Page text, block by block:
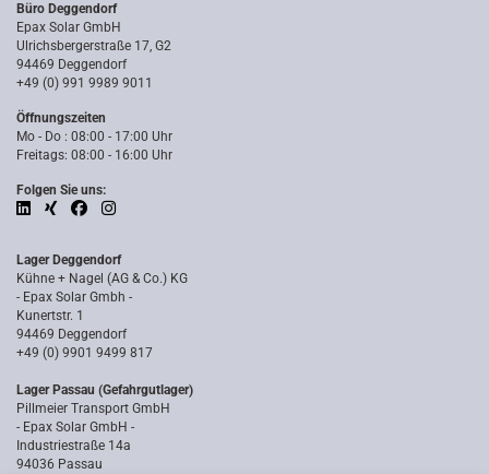
Büro Deggendorf
Epax Solar GmbH
Ulrichsbergerstraße 17, G2
94469 Deggendorf
+49 (0) 991 9989 9011
Öffnungszeiten
Mo - Do : 08:00 - 17:00 Uhr
Freitags: 08:00 - 16:00 Uhr
Folgen Sie uns:
Lager Deggendorf
Kühne + Nagel (AG & Co.) KG
- Epax Solar Gmbh -
Kunertstr. 1
94469 Deggendorf
+49 (0) 9901 9499 817
Lager Passau (Gefahrgutlager)
Pillmeier Transport GmbH
- Epax Solar GmbH -
Industriestraße 14a
94036 Passau